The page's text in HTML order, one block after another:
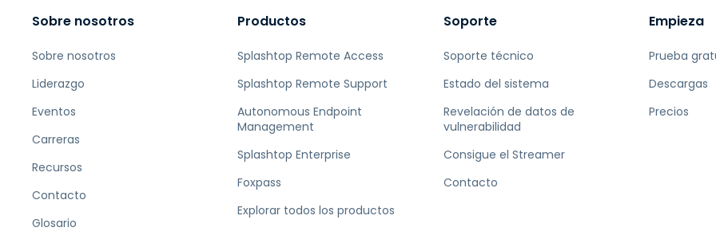
Sobre nosotros
Sobre nosotros
Liderazgo
Eventos
Carreras
Recursos
Contacto
Glosario
Productos
Splashtop Remote Access
Splashtop Remote Support
Autonomous Endpoint
Management
Splashtop Enterprise
Foxpass
Explorar todos los productos
Soporte
Soporte técnico
Estado del sistema
Revelación de datos de
vulnerabilidad
Consigue el Streamer
Contacto
Empieza
Prueba
Descargas
Precios